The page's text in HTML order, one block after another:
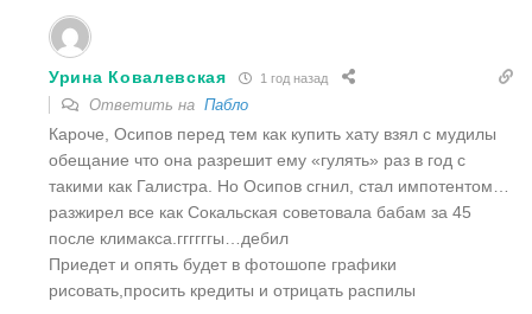
Урина Ковалевская 1 год назад
Ответить на Пабло
Кароче, Осипов перед тем как купить хату взял с мудилы
обещание что она разрешит ему «гулять» раз в год с
такими как Галистра. Но Осипов сгнил, стал импотентом…
разжирел все как Сокальская советовала бабам за 45
после климакса.ггггггы…дебил
Приедет и опять будет в фотошопе графики
рисовать,просить кредиты и отрицать распилы